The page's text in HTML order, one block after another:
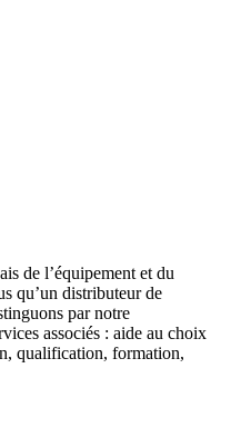
de l’équipement et du
qu’un distributeur de
par notre
associés : aide au choix
qualification, formation,